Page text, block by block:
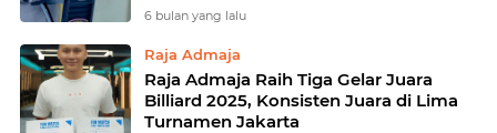
6 bulan yang lalu
Raja Admaja
Raja Admaja Raih Tiga Gelar Juara
Billiard 2025, Konsisten Juara di Lima
Turnamen Jakarta